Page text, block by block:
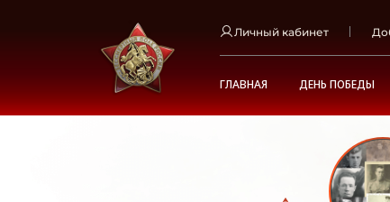
Личный кабинет
ГЛАВНАЯ ДЕНЬ ПОБЕДЫ